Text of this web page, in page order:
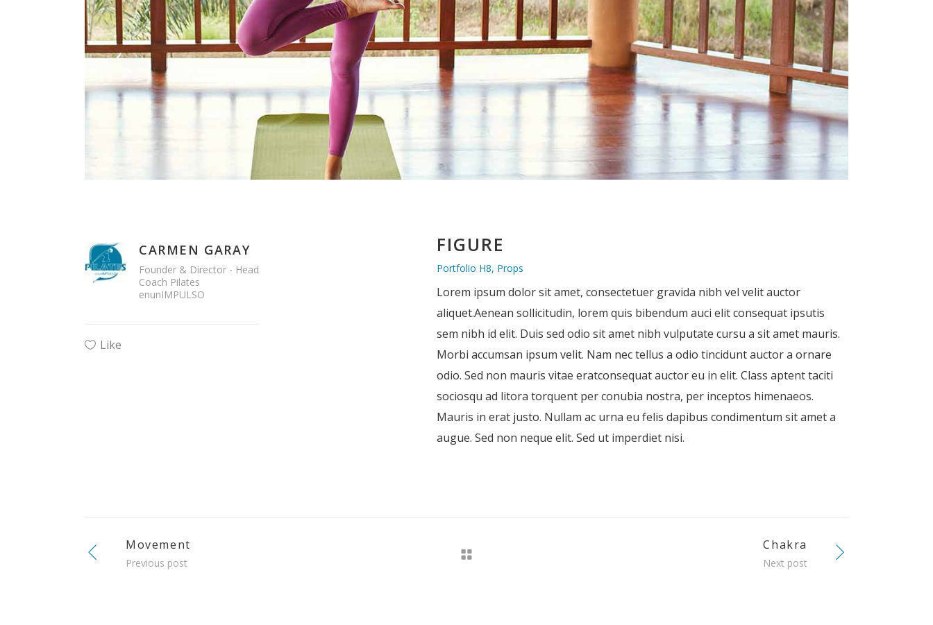
FIGURE
Portfolio H8, Props
Lorem ipsum dolor sit amet, consectetuer gravida nibh vel velit auctor
aliquet.Aenean sollicitudin, lorem quis bibendum auci elit consequat ipsutis
sem nibh id elit. Duis sed odio sit amet nibh vulputate cursu a sit amet mauris.
Morbi accumsan ipsum velit. Nam nec tellus a odio tincidunt auctor a ornare
odio. Sed non mauris vitae eratconsequat auctor eu in elit. Class aptent taciti
sociosqu ad litora torquent per conubia nostra, per inceptos himenaeos.
Mauris in erat justo. Nullam ac urna eu felis dapibus condimentum sit amet a
augue. Sed non neque elit. Sed ut imperdiet nisi.
CARMEN GARAY
Founder & Director - Head
Coach Pilates
enunIMPULSO
Like
Movement
Previous post
Chakra
Next post